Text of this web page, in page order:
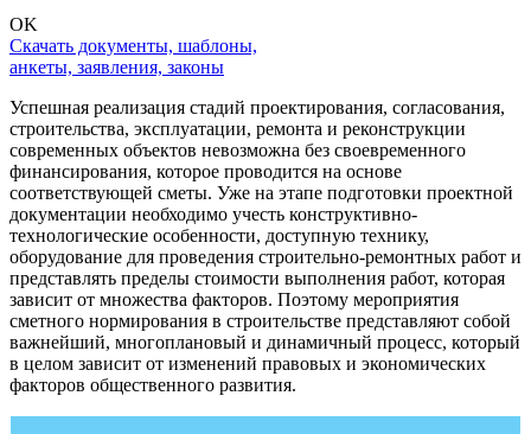
OK
Скачать документы, шаблоны,
анкеты, заявления, законы
Успешная реализация стадий проектирования, согласования,
строительства, эксплуатации, ремонта и реконструкции
современных объектов невозможна без своевременного
финансирования, которое проводится на основе
соответствующей сметы. Уже на этапе подготовки проектной
документации необходимо учесть конструктивно-
технологические особенности, доступную технику,
оборудование для проведения строительно-ремонтных работ и
представлять пределы стоимости выполнения работ, которая
зависит от множества факторов. Поэтому мероприятия
сметного нормирования в строительстве представляют собой
важнейший, многоплановый и динамичный процесс, который
в целом зависит от изменений правовых и экономических
факторов общественного развития.